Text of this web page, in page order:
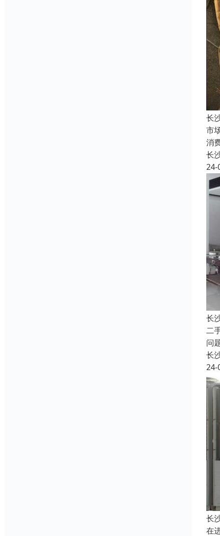
长
市
消
长
24-
长
二
问
长
24-
长
在